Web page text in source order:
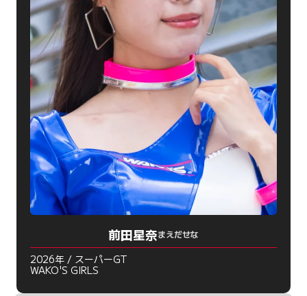
前田星奈まえだせな
2026年 / スーパーGT
WAKO'S GIRLS